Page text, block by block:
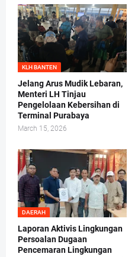
KLH BANTEN
Jelang Arus Mudik Lebaran,
Menteri LH Tinjau
Pengelolaan Kebersihan di
Terminal Purabaya
March 15, 2026
DAERAH
Laporan Aktivis Lingkungan
Persoalan Dugaan
Pencemaran Lingkungan